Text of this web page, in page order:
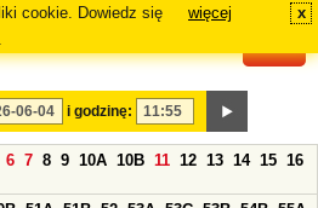
cookie. Dowiedz się
więcej x
i godzinę:
6 7 8 9 10A 10B 11 12 13 14 15 16